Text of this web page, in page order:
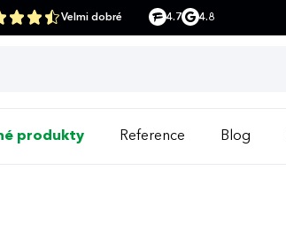
Velmi dobré 4.7 4.8
produkty Reference Blog